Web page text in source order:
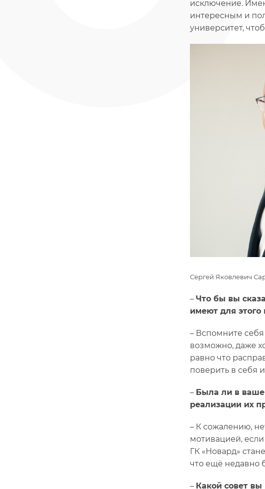
исключение.
интересным и
университет,
Сергей Яковлевич
– Что бы вы
имеют для этого
– Вспомните
возможно, даже
равно что
поверить в себя и
– Была ли в ваше
реализации их
– К сожалению,
мотивацией,
ГК «Новард»
что ещё недавно
– Какой совет